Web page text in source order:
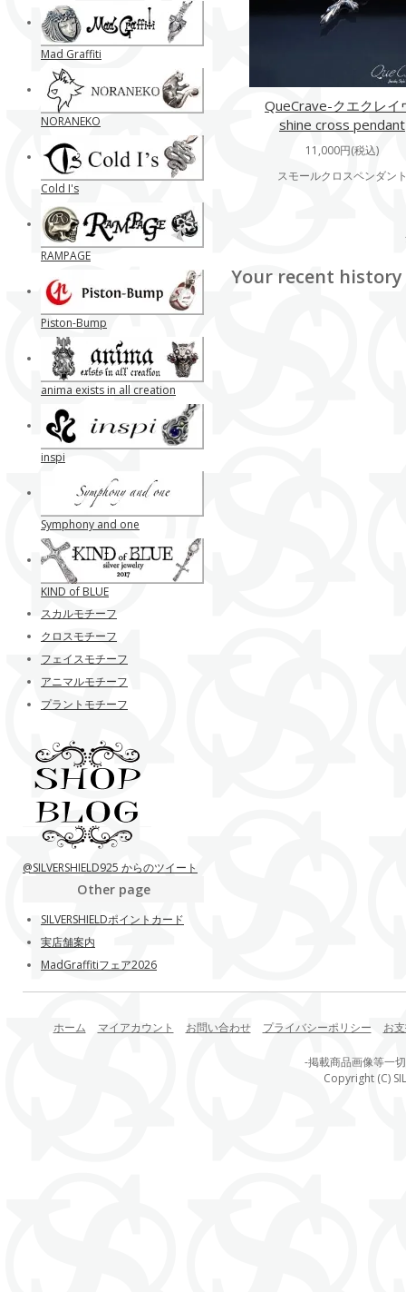
QueCrave-クエクレイ
shine cross pendant
11,000円(税込)
スモールクロスペンダン
Your recent history
Mad Graffiti
NORANEKO
Cold I's
RAMPAGE
Piston-Bump
anima exists in all creation
inspi
Symphony and one
KIND of BLUE
スカルモチーフ
クロスモチーフ
フェイスモチーフ
アニマルモチーフ
プラントモチーフ
@SILVERSHIELD925 からのツイート
Other page
SILVERSHIELDポイントカード
実店舗案内
MadGraffitiフェア2026
ホーム マイアカウント お問い合わせ プライバシーポリシー お
-掲載商品画像等一
Copyright (C)